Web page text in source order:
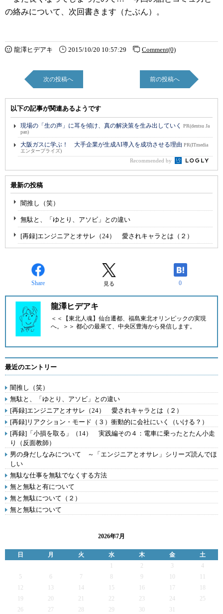
の絡みについて、次回書きます（たぶん）。
龍澤ヒデアキ 2015/10/20 10:57:29 Comment(0)
次の投稿へ 前の投稿へ
以下の記事が関連あるようです
現場の「生の声」に耳を傾け、真の解決策を生み出していく
PR(dentsu Ja
pan)
大阪ガスに学ぶ！ 大手企業が生成AI導入を成功させる理由 PR(ITmedia
エンタープライズ)
Recommended by
最新の投稿
闇推し（笑）
無駄と、「ゆとり、アソビ」との違い
[再録]エンジニアとオサレ（24） 愛されキャラとは（２）
Share 見る 0
龍澤ヒデアキ
＜＜【東北人魂】仙台遷都、福島東北オリンピックの実現
へ。＞＞ 都心の最果て、中央区豊海から発信します。
最近のエントリー
闇推し（笑）
無駄と、「ゆとり、アソビ」との違い
[再録]エンジニアとオサレ（24） 愛されキャラとは（２）
[再録]リアクション・モード（３）衝動的に会社にいく（いける？）
[再録]「小損を取る」（14） 実践編その４：電車に乗ったとたん小走
り（反面教師）
男の身だしなみについて ～「エンジニアとオサレ」シリーズ読んでほ
しい
無駄な仕事を無駄でなくする方法
無と無駄と有について
無と無駄について（２）
無と無駄について
2026年7月
日 月 火 水 木 金
土
2 3
4
5
6 7 9
12
13 14 15 16 17
19
20 21 22 23 24
25
26
27 28 29 30 31